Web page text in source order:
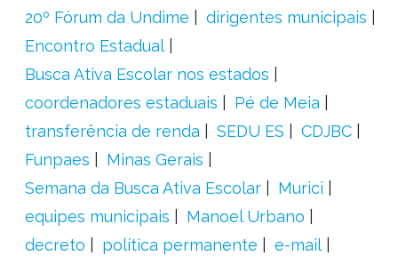
20º Fórum da Undime
dirigentes municipais
Encontro Estadual
Busca Ativa Escolar nos estados
coordenadores estaduais
Pé de Meia
transferência de renda
SEDU ES
CDJBC
Funpaes
Minas Gerais
Semana da Busca Ativa Escolar
Murici
equipes municipais
Manoel Urbano
decreto
política permanente
e-mail